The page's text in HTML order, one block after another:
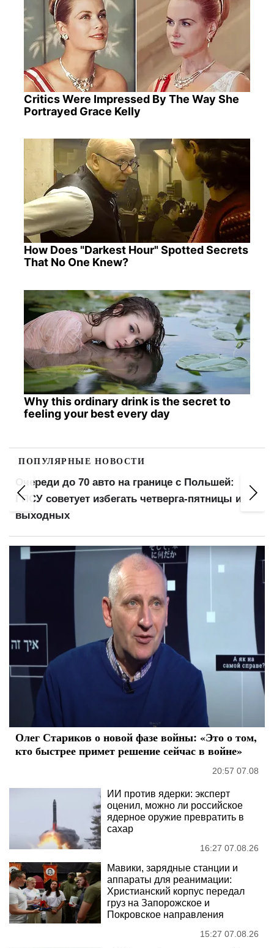
Critics Were Impressed By The Way She
Portrayed Grace Kelly
How Does "Darkest Hour" Spotted Secrets
That No One Knew?
Why this ordinary drink is the secret to
feeling your best every day
ПОПУЛЯРНЫЕ НОВОСТИ
на границе с Польшей:
четверга-пятницы и
Мобильная
предлагают
Олег Стариков о новой фазе войны: «Это о том,
кто быстрее примет решение сейчас в войне»
20:57 07.08
ИИ против ядерки: эксперт
оценил, можно ли российское
ядерное оружие превратить в
сахар
16:27 07.08.26
Мавики, зарядные станции и
аппараты для реанимации:
Христианский корпус передал
груз на Запорожское и
Покровское направления
15:27 07.08.26